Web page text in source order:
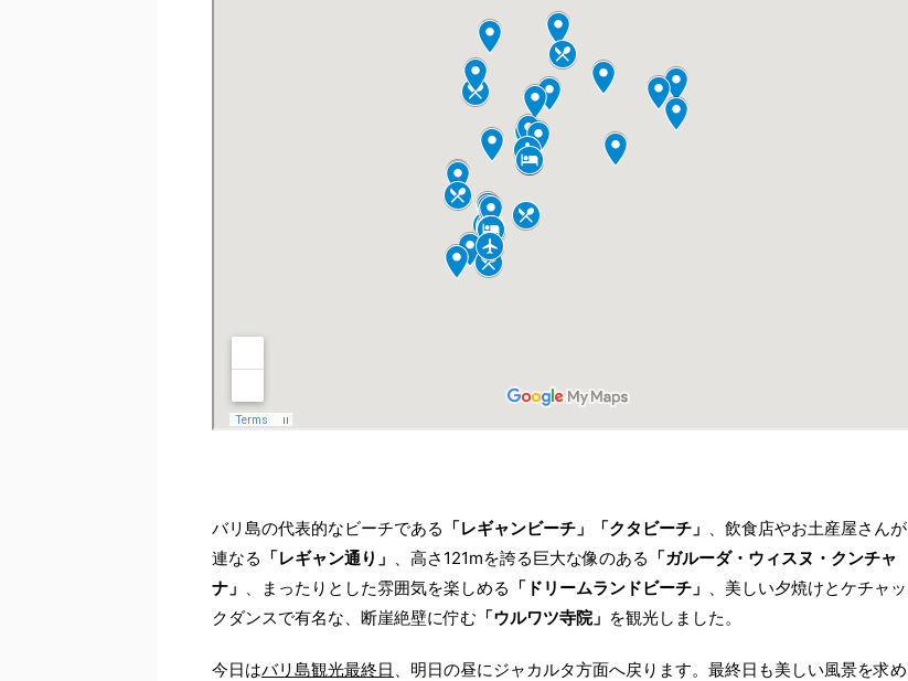
バリ島の代表的なビーチである 「レギャンビーチ」「クタビーチ」 、飲食店やお土産屋さんが
連なる 「レギャン通り」 、高さ121mを誇る巨大な像のある 「ガルーダ・ウィスヌ・クンチャ
ナ」 、まったりとした雰囲気を楽しめる 「ドリームランドビーチ」 、美しい夕焼けとケチャッ
クダンスで有名な、断崖絶壁に佇む 「ウルワツ寺院」 を観光しました。
今日はバリ島観光最終日 、明日の昼にジャカルタ方面へ戻ります。最終日も美しい風景を求め